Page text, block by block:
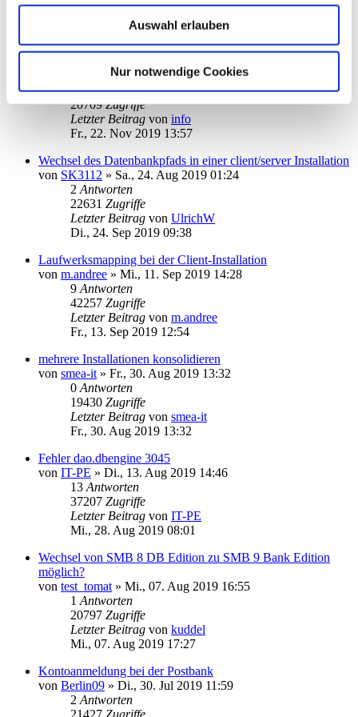
Auswahl erlauben
Nur notwendige Cookies
22541Zugriffe
Letzter Beitragvonaudiolet
Fr., 06. Dez 2019 18:04
Fr., 22. Nov 2019 13:01
2Antworten
20709Zugriffe
Letzter Beitrag von info
Fr., 22. Nov 2019 13:57
Wechsel des Datenbankpfads in einer client/server Installation
von SK3112 » Sa., 24. Aug 2019 01:24
2 Antworten
22631 Zugriffe
Letzter Beitrag von UlrichW
Di., 24. Sep 2019 09:38
Laufwerksmapping bei der Client-Installation
von m.andree » Mi., 11. Sep 2019 14:28
9 Antworten
42257 Zugriffe
Letzter Beitrag von m.andree
Fr., 13. Sep 2019 12:54
mehrere Installationen konsolidieren
von smea-it » Fr., 30. Aug 2019 13:32
0 Antworten
19430 Zugriffe
Letzter Beitrag von smea-it
Fr., 30. Aug 2019 13:32
Fehler dao.dbengine 3045
von IT-PE » Di., 13. Aug 2019 14:46
13 Antworten
37207 Zugriffe
Letzter Beitrag von IT-PE
Mi., 28. Aug 2019 08:01
Wechsel von SMB 8 DB Edition zu SMB 9 Bank Edition
möglich?
von test_tomat » Mi., 07. Aug 2019 16:55
1 Antworten
20797 Zugriffe
Letzter Beitrag von kuddel
Mi., 07. Aug 2019 17:27
Kontoanmeldung bei der Postbank
von Berlin09 » Di., 30. Jul 2019 11:59
2 Antworten
21427 Zugriffe